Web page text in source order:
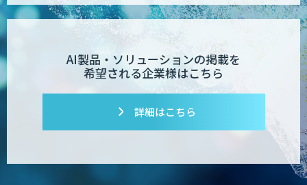
AI製品・ソリューションの掲載を
希望される企業様はこちら
詳細はこちら